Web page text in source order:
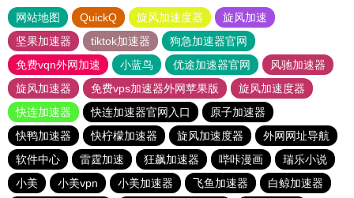
网站地图 QuickQ 旋风加速度器
旋风加速
坚果加速器
tiktok加速器
狗急加速器官网
免费vqn外网加速
小蓝鸟 优途加速器官网
风驰加速器
旋风加速器
免费vps加速器外网苹果版
旋风加速度器
快连加速器
快连加速器官网入口
原子加速器
快鸭加速器
快柠檬加速器 旋风加速度器
外网网址导航
软件中心
雷霆加速 狂飙加速器 哔咔漫画
瑞乐小说
小美
小美vpn 小美加速器 飞鱼加速器
白鲸加速器